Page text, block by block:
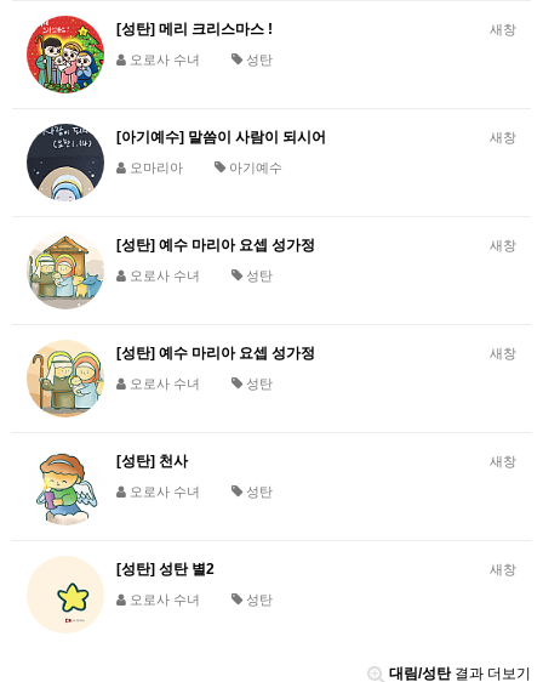
새창
[성탄] 메리 크리스마스 !
오로사 수녀 성탄
새창
[아기예수] 말씀이 사람이 되시어
오마리아 아기예수
새창
[성탄] 예수 마리아 요셉 성가정
오로사 수녀 성탄
새창
[성탄] 예수 마리아 요셉 성가정
오로사 수녀 성탄
새창
[성탄] 천사
오로사 수녀 성탄
새창
[성탄] 성탄 별2
오로사 수녀 성탄
대림/성탄결과 더보기